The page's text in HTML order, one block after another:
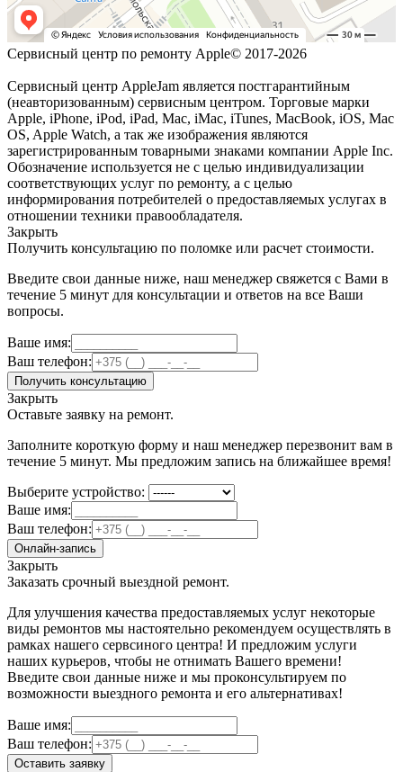
Сервисный центр по ремонту Apple© 2017-2026
Сервисный центр AppleJam является постгарантийным
(неавторизованным) сервисным центром. Торговые марки
Apple, iPhone, iPod, iPad, Mac, iMac, iTunes, MacBook, iOS, Mac
OS, Apple Watch, а так же изображения являются
зарегистрированным товарными знаками компании Apple Inc.
Обозначение используется не с целью индивидуализации
соответствующих услуг по ремонту, а с целью
информирования потребителей о предоставляемых услугах в
отношении техники правообладателя.
Закрыть
Получить консультацию по поломке или расчет стоимости.
Введите свои данные ниже, наш менеджер свяжется с Вами в
течение 5 минут для консультации и ответов на все Ваши
вопросы.
Ваше имя:
Ваш телефон:
Получить консультацию
Закрыть
Оставьте заявку на ремонт.
Заполните короткую форму и наш менеджер перезвонит вам в
течение 5 минут. Мы предложим запись на ближайшее время!
Выберите устройство:
Ваше имя:
Ваш телефон:
Онлайн-запись
Закрыть
Заказать срочный выездной ремонт.
Для улучшения качества предоставляемых услуг некоторые
виды ремонтов мы настоятельно рекомендуем осуществлять в
рамках нашего сервсиного центра! И предложим услуги
наших курьеров, чтобы не отнимать Вашего времени!
Введите свои данные ниже и мы проконсультируем по
возможности выездного ремонта и его альтернативах!
Ваше имя:
Ваш телефон:
Оставить заявку